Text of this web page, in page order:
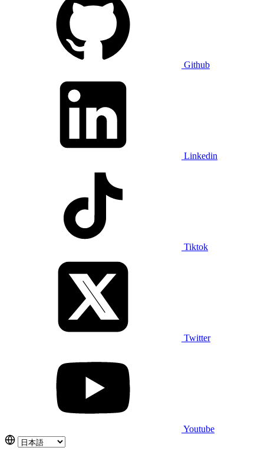
Github
Linkedin
Tiktok
Twitter
Youtube